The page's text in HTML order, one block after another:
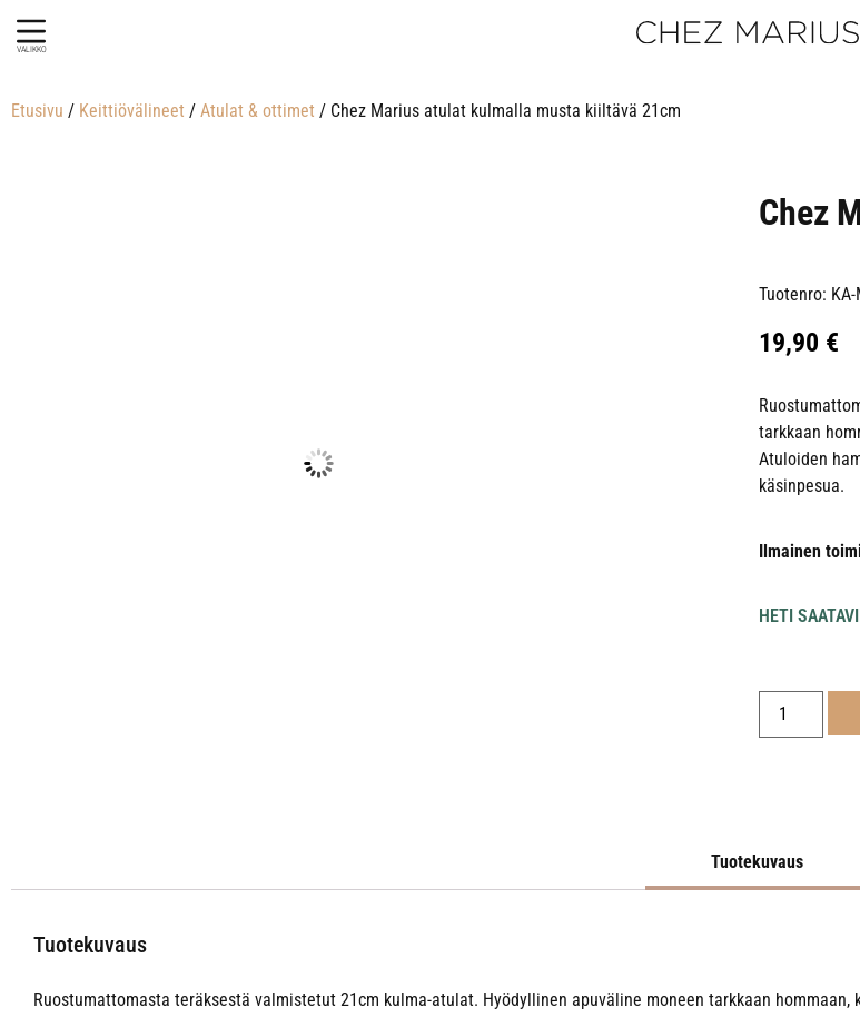
VALIKKO
Etusivu / Keittiövälineet / Atulat & ottimet / Chez Marius atulat kulmalla musta kiiltävä 21cm
Chez
Tuotenro: KA-
19,90 €
tarkkaan
Atuloiden
käsinpesua.
Ilmainen
HETI
Tuotekuvaus
Tuotekuvaus
Ruostumattomasta teräksestä valmistetut 21cm kulma-atulat. Hyödyllinen apuväline moneen tarkkaan